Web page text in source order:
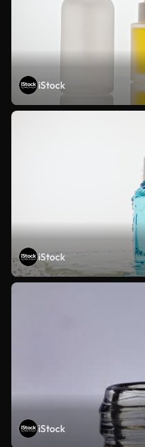
iStock
iStock
iStock